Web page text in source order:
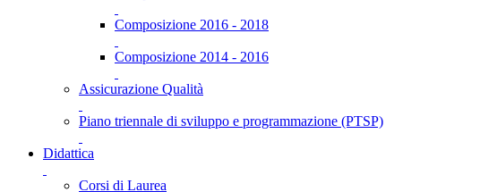
Composizione 2016 - 2018
Composizione 2014 - 2016
Assicurazione Qualità
Piano triennale di sviluppo e programmazione (PTSP)
Didattica
Corsi di Laurea